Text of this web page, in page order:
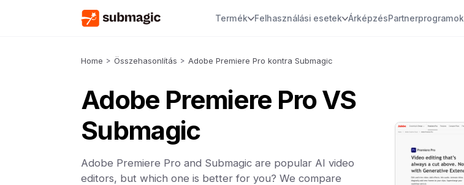
Termék Felhasználási esetek ÁrképzésPartnerprogramok
Home > Összehasonlítás > Adobe Premiere Pro kontra Submagic
Adobe Premiere Pro VS
Submagic
Adobe Premiere Pro and Submagic are popular AI video
editors, but which one is better for you? We compare